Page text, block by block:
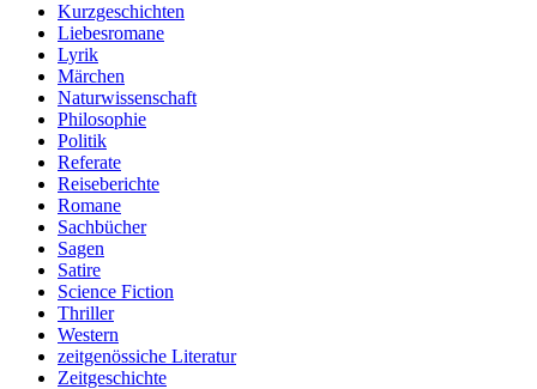
Kurzgeschichten
Liebesromane
Lyrik
Märchen
Naturwissenschaft
Philosophie
Politik
Referate
Reiseberichte
Romane
Sachbücher
Sagen
Satire
Science Fiction
Thriller
Western
zeitgenössiche Literatur
Zeitgeschichte